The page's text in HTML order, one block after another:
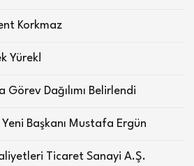
Korkmaz
Yürek!
Dağılımı Belirlendi
Başkanı Mustafa Ergün
Ticaret Sanayi A.Ş.